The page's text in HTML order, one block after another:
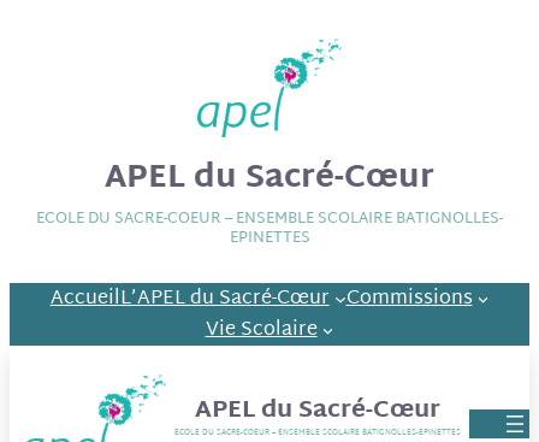
APEL du Sacré-Cœur
ECOLE DU SACRE-COEUR – ENSEMBLE SCOLAIRE BATIGNOLLES-
EPINETTES
AccueilL’APEL du Sacré-Cœur Commissions
Vie Scolaire
APEL du Sacré-Cœur
ECOLE DU SACRE-COEUR – ENSEMBLE SCOLAIRE BATIGNOLLES-EPINETTES